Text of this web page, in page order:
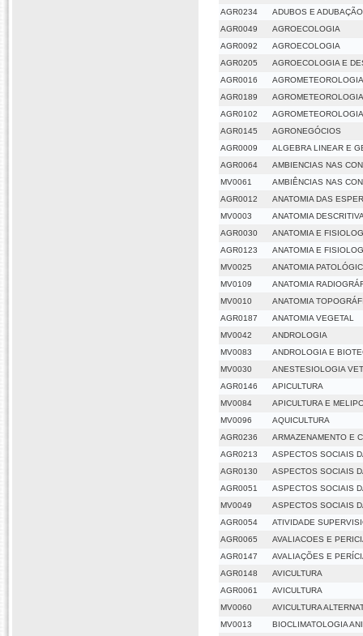
AGR0234
ADUBOS E ADUBAÇÃO
AGR0049
AGROECOLOGIA
AGR0092
AGROECOLOGIA
AGR0205
AGROECOLOGIA E
AGR0016
AGROMETEOROLOGIA
AGR0189
AGROMETEOROLOGIA
AGR0102
AGROMETEOROLOGIA
AGR0145
AGRONEGÓCIOS
AGR0009
ALGEBRA LINEAR E
AGR0064
AMBIENCIAS NAS
MV0061
AMBIÊNCIAS NAS
AGR0012
ANATOMIA DAS
MV0003
ANATOMIA
AGR0030
ANATOMIA E
AGR0123
ANATOMIA E
MV0025
ANATOMIA
MV0109
ANATOMIA
MV0010
ANATOMIA
AGR0187
ANATOMIA VEGETAL
MV0042
ANDROLOGIA
MV0083
ANDROLOGIA E
MV0030
ANESTESIOLOGIA
AGR0146
APICULTURA
MV0084
APICULTURA E
MV0096
AQUICULTURA
AGR0236
ARMAZENAMENTO E
AGR0213
ASPECTOS SOCIAIS
AGR0130
ASPECTOS SOCIAIS
AGR0051
ASPECTOS SOCIAIS
MV0049
ASPECTOS SOCIAIS
AGR0054
ATIVIDADE
AGR0065
AVALIACOES E
AGR0147
AVALIAÇÕES E
AGR0148
AVICULTURA
AGR0061
AVICULTURA
MV0060
AVICULTURA
MV0013
BIOCLIMATOLOGIA